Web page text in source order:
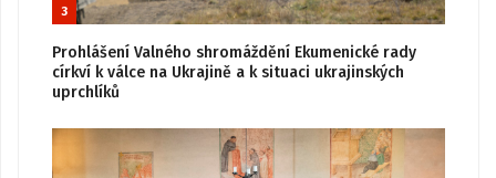
3
Prohlášení Valného shromáždění Ekumenické rady
církví k válce na Ukrajině a k situaci ukrajinských
uprchlíků